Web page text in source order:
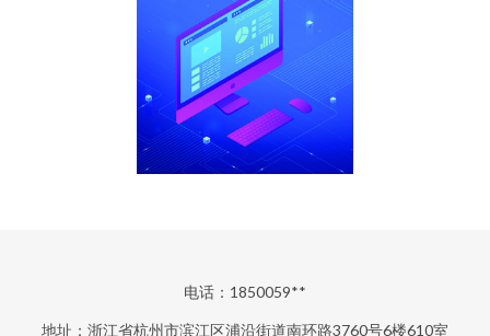
电话：1850059**
地址：浙江省杭州市滨江区浦沿街道南环路3760号6楼610室